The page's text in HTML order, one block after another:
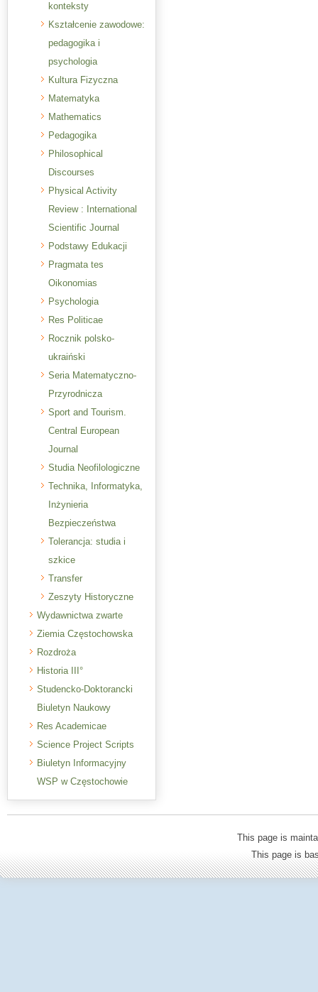
konteksty
Kształcenie zawodowe:
pedagogika i
psychologia
Kultura Fizyczna
Matematyka
Mathematics
Pedagogika
Philosophical
Discourses
Physical Activity
Review : International
Scientific Journal
Podstawy Edukacji
Pragmata tes
Oikonomias
Psychologia
Res Politicae
Rocznik polsko-
ukraiński
Seria Matematyczno-
Przyrodnicza
Sport and Tourism.
Central European
Journal
Studia Neofilologiczne
Technika, Informatyka,
Inżynieria
Bezpieczeństwa
Tolerancja: studia i
szkice
Transfer
Zeszyty Historyczne
Wydawnictwa zwarte
Ziemia Częstochowska
Rozdroża
Historia III°
Studencko-Doktorancki
Biuletyn Naukowy
Res Academicae
Science Project Scripts
Biuletyn Informacyjny
WSP w Częstochowie
This page is
This page is